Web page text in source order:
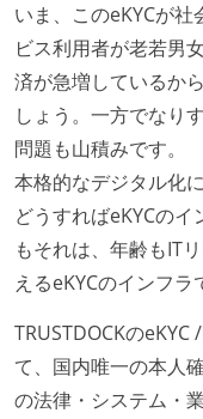
固定残業時間：
試用期間：あり
社会保険：各種
生年金）
受動喫煙防止措
いま、このeKYCが
ビス利用者が老若男
済が急増しているか
しょう。一方でなり
問題も山積みです。
本格的なデジタル化
どうすればeKYCの
もそれは、年齢もIT
えるeKYCのインフラ
TRUSTDOCKの
て、国内唯一の本人
の法律・システム・